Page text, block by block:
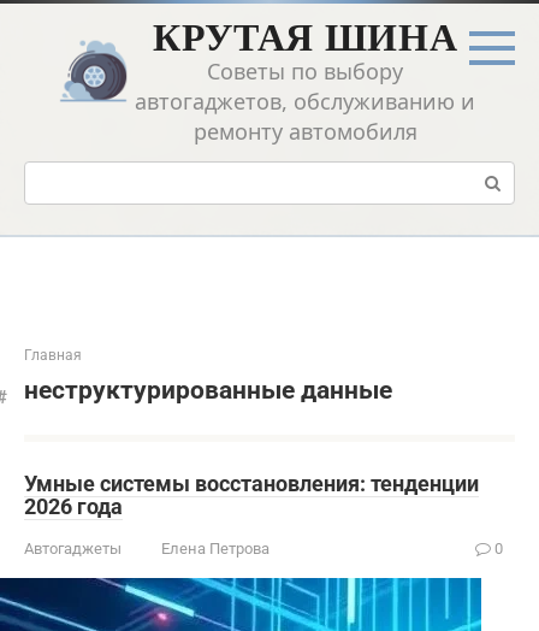
Перейти
контенту
КРУТАЯ ШИНА
Советы по выбору
автогаджетов, обслуживанию и
ремонту автомобиля
Поиск:
Главная
неструктурированные данные
Умные системы восстановления: тенденции
2026 года
Автогаджеты Елена Петрова 0